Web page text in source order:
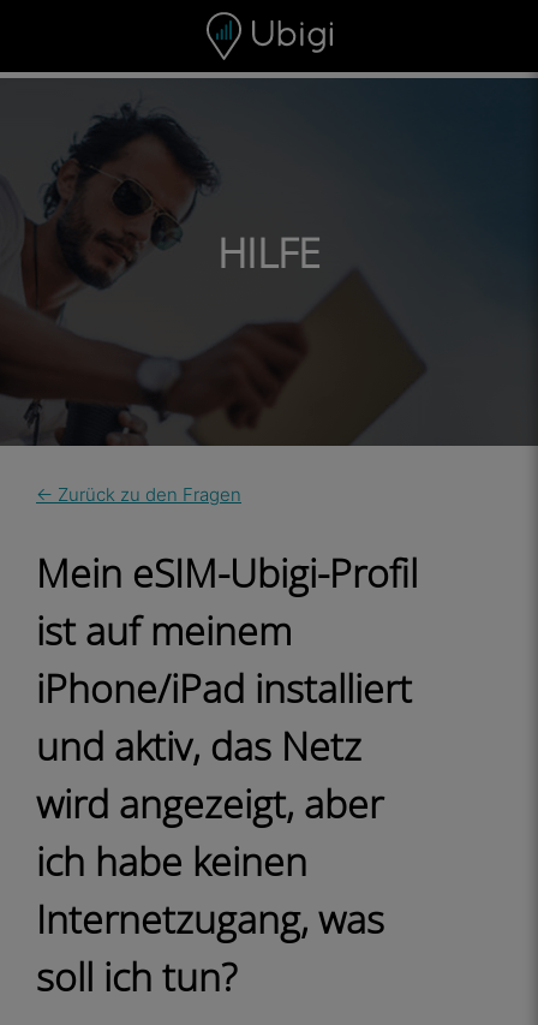
Navigationsleiste Fußzeile
HILFE
← Zurück zu den Fragen
Mein eSIM-Ubigi-Profil
ist auf meinem
iPhone/iPad installiert
und aktiv, das Netz
wird angezeigt, aber
ich habe keinen
Internetzugang, was
soll ich tun?